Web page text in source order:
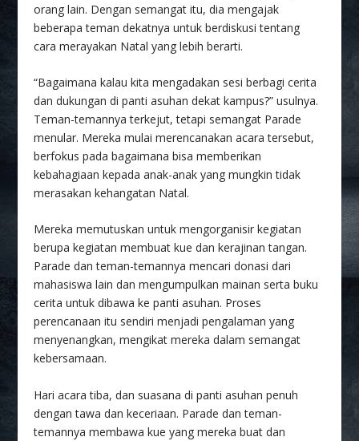
orang lain. Dengan semangat itu, dia mengajak
beberapa teman dekatnya untuk berdiskusi tentang
cara merayakan Natal yang lebih berarti.
“Bagaimana kalau kita mengadakan sesi berbagi cerita
dan dukungan di panti asuhan dekat kampus?” usulnya.
Teman-temannya terkejut, tetapi semangat Parade
menular. Mereka mulai merencanakan acara tersebut,
berfokus pada bagaimana bisa memberikan
kebahagiaan kepada anak-anak yang mungkin tidak
merasakan kehangatan Natal.
Mereka memutuskan untuk mengorganisir kegiatan
berupa kegiatan membuat kue dan kerajinan tangan.
Parade dan teman-temannya mencari donasi dari
mahasiswa lain dan mengumpulkan mainan serta buku
cerita untuk dibawa ke panti asuhan. Proses
perencanaan itu sendiri menjadi pengalaman yang
menyenangkan, mengikat mereka dalam semangat
kebersamaan.
Hari acara tiba, dan suasana di panti asuhan penuh
dengan tawa dan keceriaan. Parade dan teman-
temannya membawa kue yang mereka buat dan